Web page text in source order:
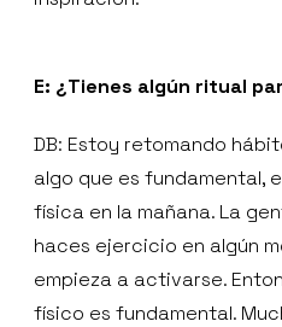
E: ¿Tienes algún ritual
DB: Estoy retomando
algo que es fundamental,
física en la mañana. La
haces ejercicio en algún
empieza a activarse.
físico es fundamental.